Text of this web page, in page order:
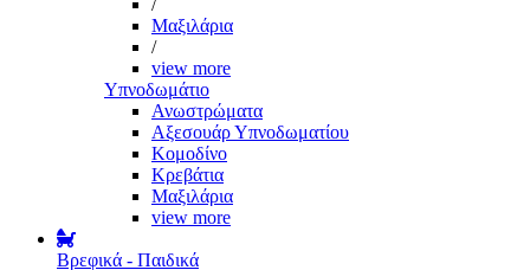
/
Μαξιλάρια
/
view more
Υπνοδωμάτιο
Ανωστρώματα
Αξεσουάρ Υπνοδωματίου
Κομοδίνο
Κρεβάτια
Μαξιλάρια
view more
Βρεφικά - Παιδικά